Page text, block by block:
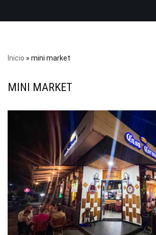
Inicio » mini market
MINI MARKET